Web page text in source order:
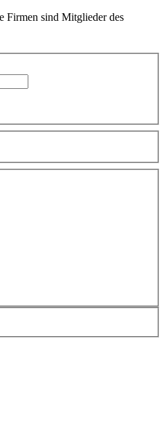
Firmen sind Mitglieder des